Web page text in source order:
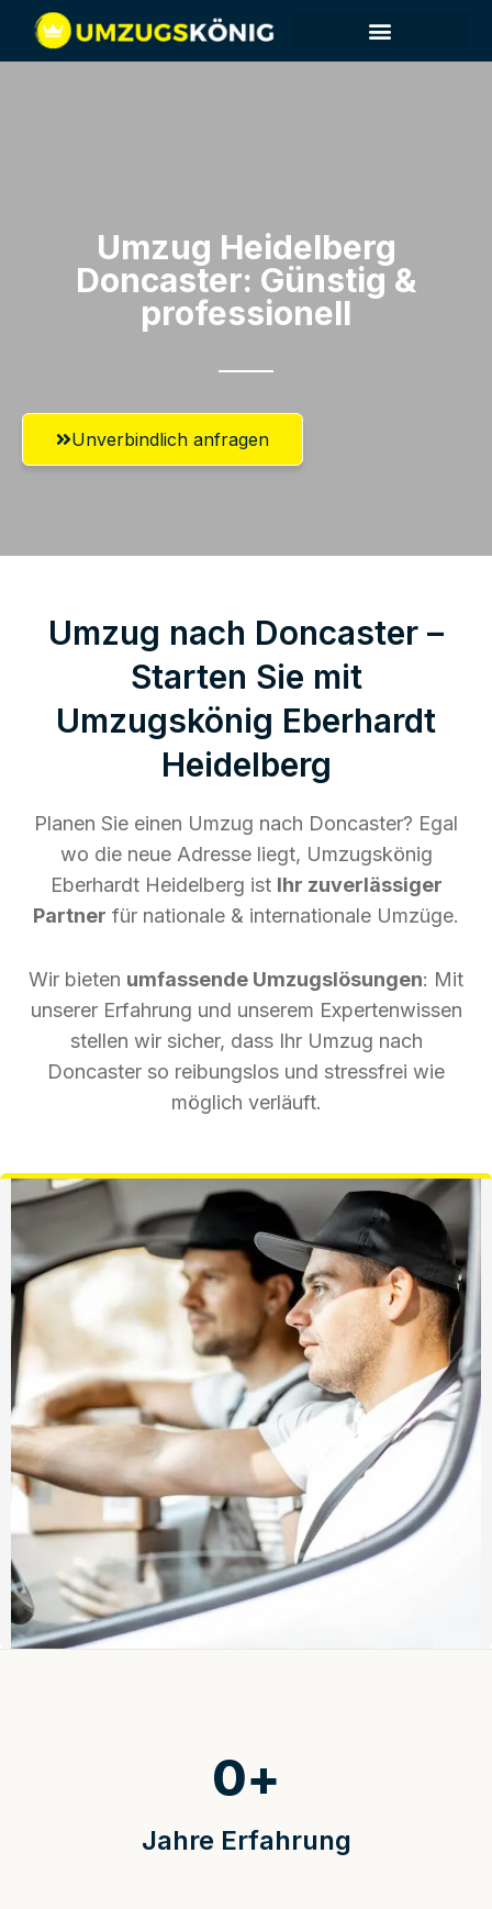
Umzug Heidelberg​
Doncaster: Günstig &
professionell​
Unverbindlich anfragen
Umzug nach Doncaster –
Starten Sie mit
Umzugskönig Eberhardt
Heidelberg
Planen Sie einen Umzug nach Doncaster? Egal
wo die neue Adresse liegt, Umzugskönig
Eberhardt Heidelberg ist Ihr zuverlässiger
Partner für nationale & internationale Umzüge.
Wir bieten umfassende Umzugslösungen: Mit
unserer Erfahrung und unserem Expertenwissen
stellen wir sicher, dass Ihr Umzug nach
Doncaster so reibungslos und stressfrei wie
möglich verläuft.
Jahre Erfahrung
0+